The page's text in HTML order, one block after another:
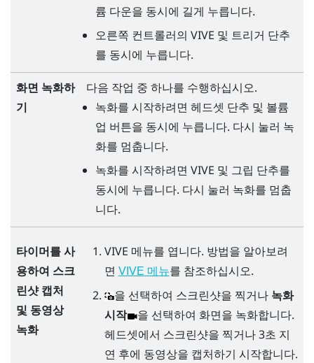
륨 다운을 동시에 길게 누릅니다.
오른쪽 컨트롤러의 VIVE 및 트리거 단추
를 동시에 누릅니다.
화면 녹화하
기
다음 작업 중 하나를 수행하십시오.
녹화를 시작하려면 헤드셋 단추 및 볼륨
업 버튼을 동시에 누릅니다. 다시 눌러 녹
화를 멈춥니다.
녹화를 시작하려면 VIVE 및 그립 단추를
동시에 누릅니다. 다시 눌러 녹화를 멈춥
니다.
타이머를 사
용하여 스크
린샷 캡처
및 동영상
녹화
VIVE 메뉴를 엽니다. 방법을 알아보려
면 VIVE 메뉴를 참조하십시오.
을 선택하여 스크린샷을 찍거나 녹화
시작
을 선택하여 화면을 녹화합니다.
헤드셋에서 스크린샷을 찍거나 3초 지
연 후에 동영상을 캡처하기 시작합니다.